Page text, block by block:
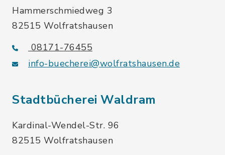
Hammerschmiedweg 3
82515 Wolfratshausen
08171-76455
info-buecherei@wolfratshausen.de
Stadtbücherei Waldram
Kardinal-Wendel-Str. 96
82515 Wolfratshausen